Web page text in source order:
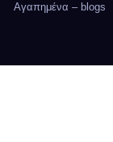
Αγαπημένα – blogs